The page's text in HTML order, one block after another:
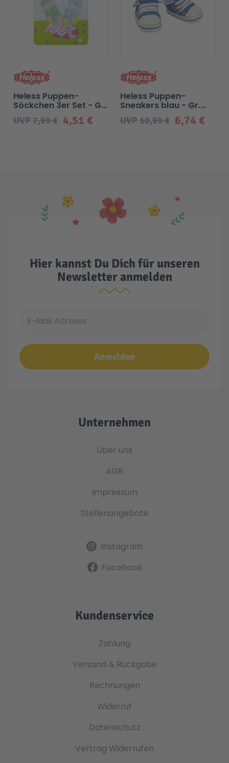
4,51 €
UVP7,99 €
Heless Puppen-
Söckchen 3er Set - Gr.
35-45 cm 6,74 €
UVP10,99 €
Heless Puppen-
Sneakers blau - Gr.
38-45 cm
Hier kannst Du Dich für unseren
Newsletter anmelden
Anmelden
Unternehmen
Über uns
AGB
Impressum
Stellenangebote
Instagram
Facebook
Kundenservice
Zahlung
Versand & Rückgabe
Rechnungen
Widerruf
Datenschutz
Vertrag Widerrufen